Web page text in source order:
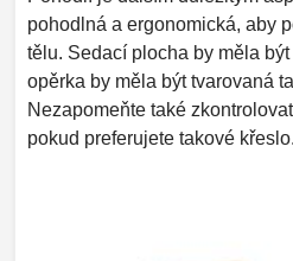
pohodlná a ergonomická, aby
tělu. Sedací plocha by měla
opěrka by měla být tvarovaná
Nezapomeňte také
pokud preferujete takové křeslo.